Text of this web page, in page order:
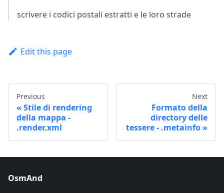
scrivere i codici postali estratti e le loro strade
Edit this page
Previous
Stile di rendering
della mappa -
.render.xml
Next
Formato della
directory delle
tessere - .metainfo
OsmAnd